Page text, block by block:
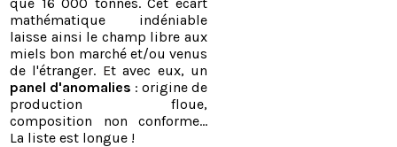
mathématique indéniable
laisse ainsi le champ libre aux
miels bon marché et/ou venus
de l'étranger. Et avec eux, un
panel d'anomalies : origine de
production floue,
composition non conforme…
La liste est longue !